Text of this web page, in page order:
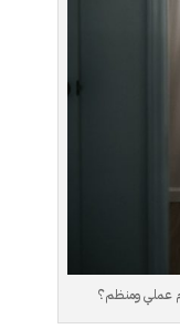
عملي ومنظم؟